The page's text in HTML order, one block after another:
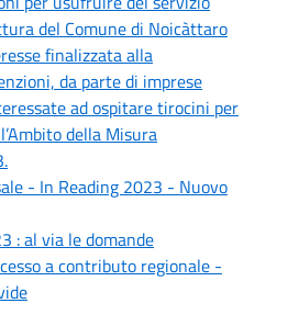
del Comune di Noicàttaro
finalizzata alla
da parte di imprese
ad ospitare tirocini per
della Misura
- In Reading 2023 - Nuovo
: al via le domande
a contributo regionale -